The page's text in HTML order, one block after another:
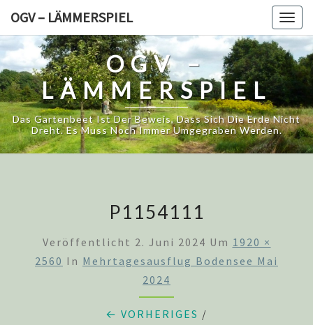
content
OGV – LÄMMERSPIEL
OGV –
LÄMMERSPIEL
Das Gartenbeet Ist Der Beweis, Dass Sich Die Erde Nicht
Dreht. Es Muss Noch Immer Umgegraben Werden.
P1154111
Veröffentlicht 2. Juni 2024 Um 1920 ×
2560 In Mehrtagesausflug Bodensee Mai
2024
← VORHERIGES /